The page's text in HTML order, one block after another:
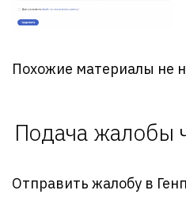
Похожие материалы не
Подача жалобы
Отправить жалобу в